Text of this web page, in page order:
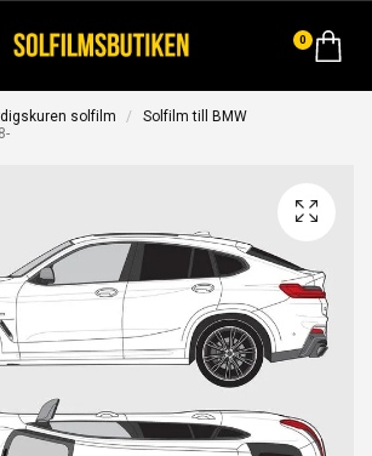
0
solfilm
Solfilm till BMW